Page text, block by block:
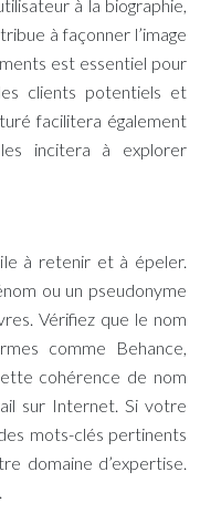
à la biographie,
à façonner l’image
est essentiel pour
clients potentiels et
facilitera également
incitera à explorer
à retenir et à épeler.
ou un pseudonyme
Vérifiez que le nom
comme Behance,
cohérence de nom
sur Internet. Si votre
mots-clés pertinents
domaine d’expertise.
.